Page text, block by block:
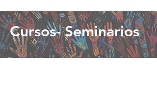
Cursos- Seminarios